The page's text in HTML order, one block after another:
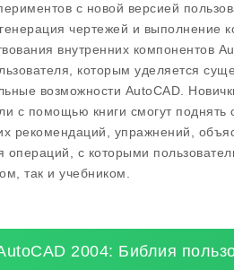
с новой версией
чертежей и выполнение
внутренних компонентов
которым уделяется
возможности AutoCAD.
с помощью книги смогут
рекомендаций, упражнений,
операций, с которыми
так и учебником.
2004: Библия